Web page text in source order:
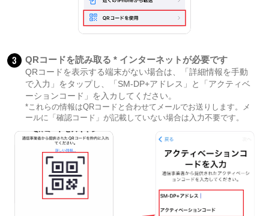
3 QRコードを読み取る * インターネットが必要です
QRコードを表示する端末がない場合は、「詳細情報を手動
で入力」をタップし、「SM-DP+アドレス」と「アクティベ
ーションコード」を入カしてください。
*これらの情報はQRコードと合わせてメールでお送りします。メ
ールに「確認コード」が記載していない場合は入力不要です。